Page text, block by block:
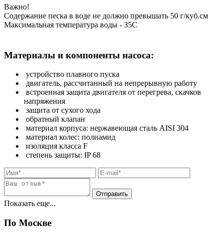
Важно!
Содержание песка в воде не должно превышать 50 г/куб.см
Максимальная температура воды - 35С
Материалы и компоненты насоса:
устройство плавного пуска
двигатель, рассчитанный на непрерывную работу
встроенная защита двигателя от перегрева, скачков
напряжения
защита от сухого хода
обратный клапан
материал корпуса: нержавеющая сталь AISI 304
материал колес: полиамид
изоляция класса F
степень защиты: IP 68
Показать еще...
По Москве